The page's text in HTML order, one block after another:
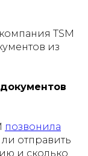
TSM
из
позвонила
отправить
и сколько